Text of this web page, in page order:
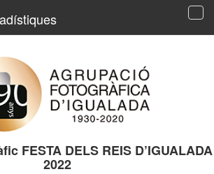
FESTA DELS REIS D’IGUALADA
2022